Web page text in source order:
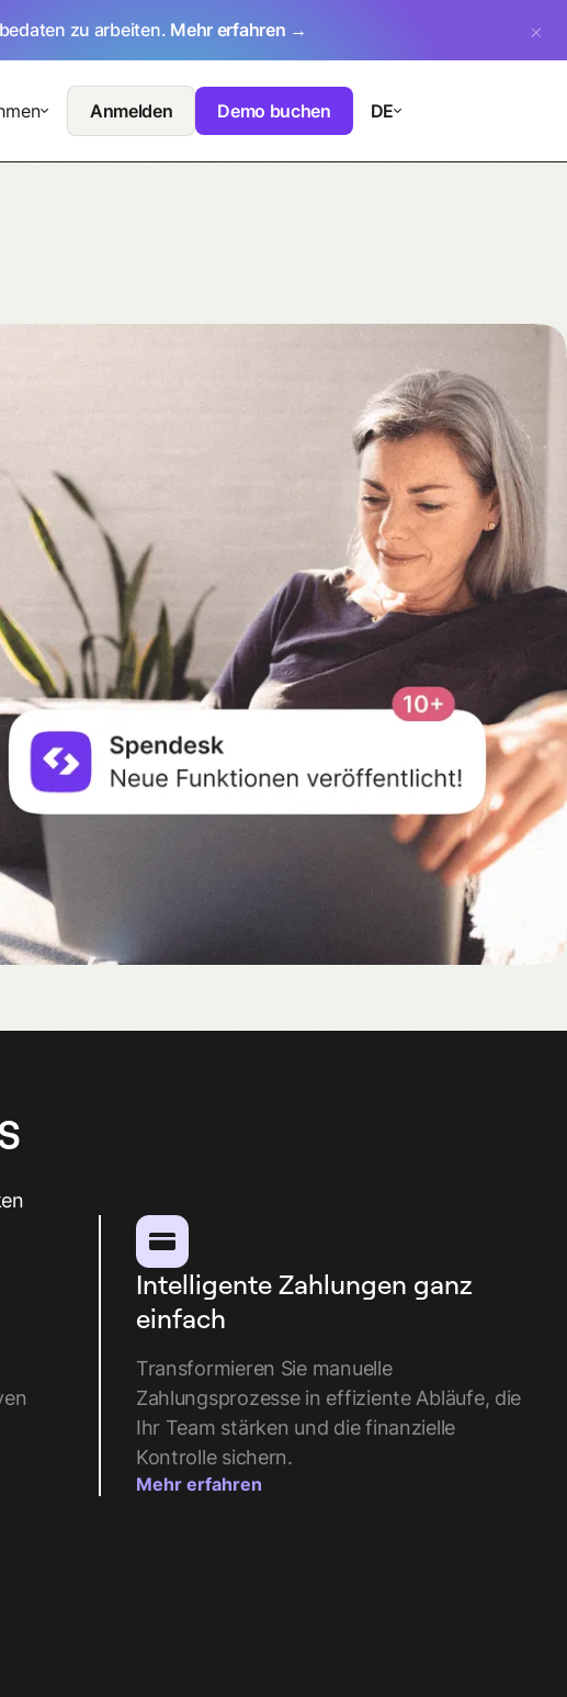
zu arbeiten. Mehr erfahren →
Anmelden Demo buchen DE
Intelligente Zahlungen ganz
einfach
Transformieren Sie manuelle
Zahlungsprozesse in effiziente Abläufe, die
Ihr Team stärken und die finanzielle
Kontrolle sichern.
Mehr erfahren